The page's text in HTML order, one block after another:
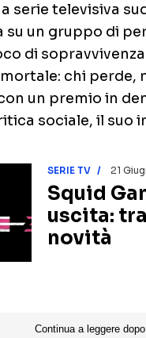
serie televisiva
su un gruppo di
di
chi
un premio in
sociale, il suo
SERIE TV 21
Squid
uscita:
novità